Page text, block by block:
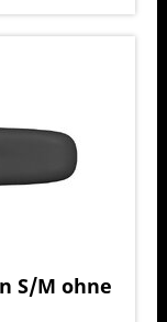
S/M ohne